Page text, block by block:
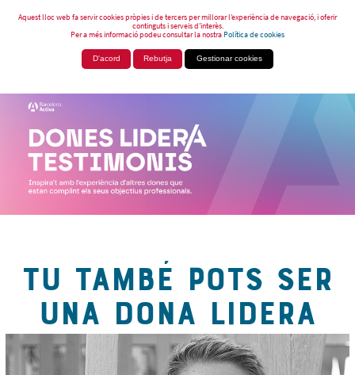
Aquest lloc web fa servir cookies pròpies i de tercers per millorar l’experiència de navegació, i oferir
continguts i serveis d’interès.
Per a més informació podeu consultar la nostraPolítica de cookies
D'acord Rebutja Gestionar cookies
TU TAMBÉ POTS SER
UNA DONA LIDERA